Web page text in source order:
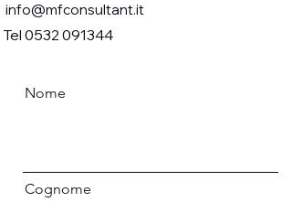
info@mfconsultant.it
Tel 0532 091344
Nome
Cognome